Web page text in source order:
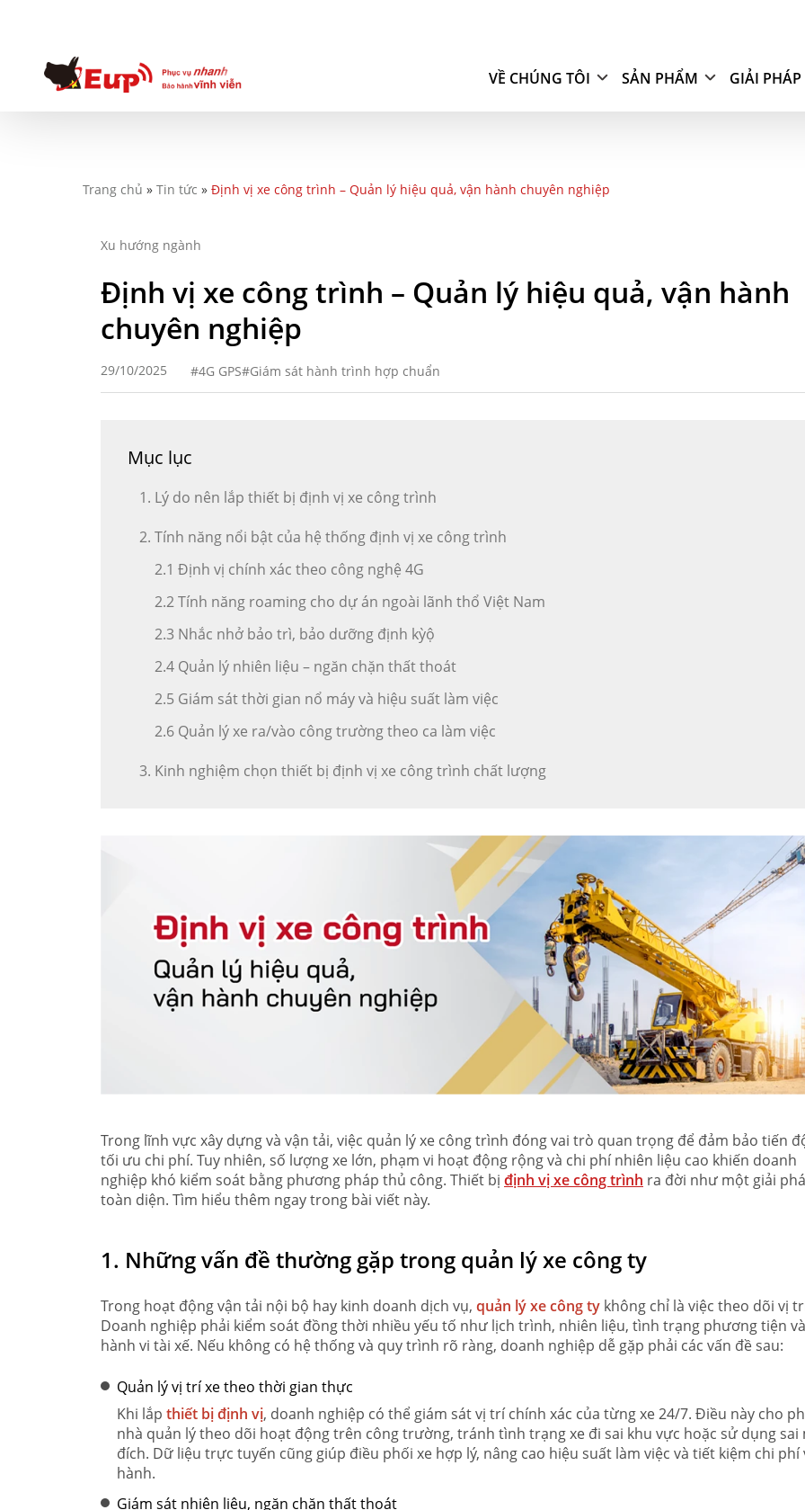
VỀ CHÚNG TÔI SẢN PHẨM GIẢI PHÁP
Trang chủ » Tin tức » Định vị xe công trình – Quản lý hiệu quả, vận hành chuyên nghiệp
Xu hướng ngành
Định vị xe công trình – Quản lý hiệu quả, vận hành
chuyên nghiệp
29/10/2025 4G GPS Giám sát hành trình hợp chuẩn
Mục lục
Lý do nên lắp thiết bị định vị xe công trình
Tính năng nổi bật của hệ thống định vị xe công trình
2.1 Định vị chính xác theo công nghệ 4G
2.2 Tính năng roaming cho dự án ngoài lãnh thổ Việt Nam
2.3 Nhắc nhở bảo trì, bảo dưỡng định kỳộ
2.4 Quản lý nhiên liệu – ngăn chặn thất thoát
2.5 Giám sát thời gian nổ máy và hiệu suất làm việc
2.6 Quản lý xe ra/vào công trường theo ca làm việc
Kinh nghiệm chọn thiết bị định vị xe công trình chất lượng
Trong lĩnh vực xây dựng và vận tải, việc quản lý xe công trình đóng vai trò quan trọng để đảm bảo tiến
tối ưu chi phí. Tuy nhiên, số lượng xe lớn, phạm vi hoạt động rộng và chi phí nhiên liệu cao khiến doanh
nghiệp khó kiểm soát bằng phương pháp thủ công. Thiết bị định vị xe công trình ra đời như một giải
toàn diện. Tìm hiểu thêm ngay trong bài viết này.
1. Những vấn đề thường gặp trong quản lý xe công ty
Trong hoạt động vận tải nội bộ hay kinh doanh dịch vụ, quản lý xe công ty không chỉ là việc theo dõi vị
Doanh nghiệp phải kiểm soát đồng thời nhiều yếu tố như lịch trình, nhiên liệu, tình trạng phương tiện và
hành vi tài xế. Nếu không có hệ thống và quy trình rõ ràng, doanh nghiệp dễ gặp phải các vấn đề sau:
Quản lý vị trí xe theo thời gian thực
Khi lắp thiết bị định vị, doanh nghiệp có thể giám sát vị trí chính xác của từng xe 24/7. Điều này cho
nhà quản lý theo dõi hoạt động trên công trường, tránh tình trạng xe đi sai khu vực hoặc sử dụng sai
đích. Dữ liệu trực tuyến cũng giúp điều phối xe hợp lý, nâng cao hiệu suất làm việc và tiết kiệm chi phí
hành.
Giám sát nhiên liệu, ngăn chặn thất thoát